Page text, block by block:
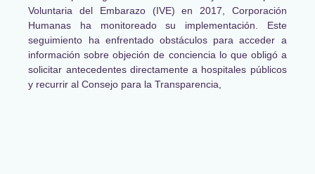
Voluntaria del Embarazo (IVE) en 2017, Corporación
Humanas ha monitoreado su implementación. Este
seguimiento ha enfrentado obstáculos para acceder a
información sobre objeción de conciencia lo que obligó a
solicitar antecedentes directamente a hospitales públicos
y recurrir al Consejo para la Transparencia,